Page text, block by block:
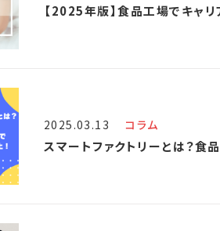
【2025年版】食品工場でキャ
2025.03.13 コラム
スマートファクトリーとは？